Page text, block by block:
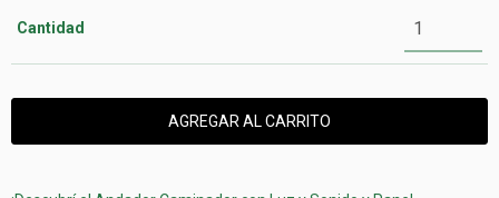
Cantidad